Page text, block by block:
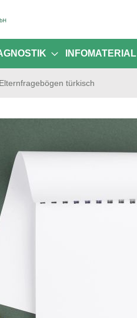
INFOMATERIAL
türkisch